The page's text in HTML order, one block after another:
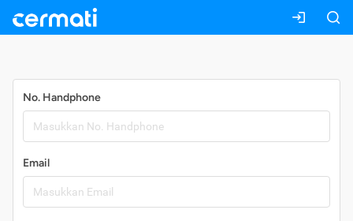
No. Handphone
Email